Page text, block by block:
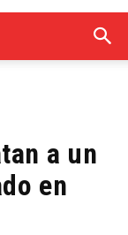
a un
en